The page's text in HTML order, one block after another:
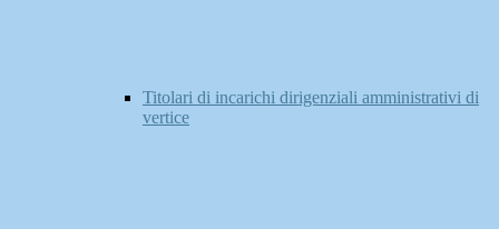
Titolari di incarichi dirigenziali amministrativi di
vertice